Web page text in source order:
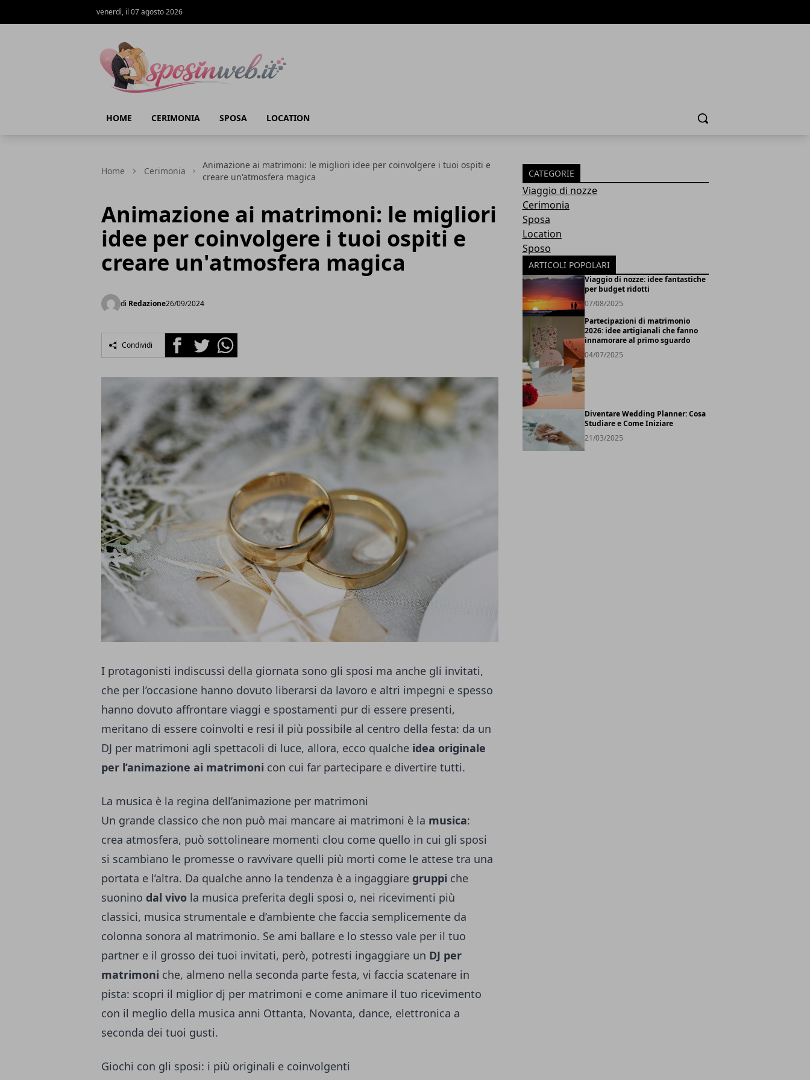
venerdì, il 07 agosto 2026
HOME CERIMONIA SPOSA LOCATION Cerca
Home Cerimonia
Animazione ai matrimoni: le migliori idee per coinvolgere i tuoi ospiti e
creare un'atmosfera magica
Animazione ai matrimoni: le migliori
idee per coinvolgere i tuoi ospiti e
creare un'atmosfera magica
di Redazione26/09/2024
Condividi FacebookTwitterWhatsapp
I protagonisti indiscussi della giornata sono gli sposi ma anche gli invitati,
che per l’occasione hanno dovuto liberarsi da lavoro e altri impegni e spesso
hanno dovuto affrontare viaggi e spostamenti pur di essere presenti,
meritano di essere coinvolti e resi il più possibile al centro della festa: da un
DJ per matrimoni agli spettacoli di luce, allora, ecco qualche idea originale
per l’animazione ai matrimoni con cui far partecipare e divertire tutti.
La musica è la regina dell’animazione per matrimoni
Un grande classico che non può mai mancare ai matrimoni è la musica:
crea atmosfera, può sottolineare momenti clou come quello in cui gli sposi
si scambiano le promesse o ravvivare quelli più morti come le attese tra una
portata e l’altra. Da qualche anno la tendenza è a ingaggiare gruppi che
suonino dal vivo la musica preferita degli sposi o, nei ricevimenti più
classici, musica strumentale e d’ambiente che faccia semplicemente da
colonna sonora al matrimonio. Se ami ballare e lo stesso vale per il tuo
partner e il grosso dei tuoi invitati, però, potresti ingaggiare un DJ per
matrimoni che, almeno nella seconda parte festa, vi faccia scatenare in
pista: scopri il miglior dj per matrimoni e come animare il tuo ricevimento
con il meglio della musica anni Ottanta, Novanta, dance, elettronica a
seconda dei tuoi gusti.
Giochi con gli sposi: i più originali e coinvolgenti
CATEGORIE
Viaggio di nozze
Cerimonia
Sposa
Location
Sposo
ARTICOLI POPOLARI
Viaggio di nozze: idee fantastiche
per budget ridotti
07/08/2025
Partecipazioni di matrimonio
2026: idee artigianali che fanno
innamorare al primo sguardo
04/07/2025
Diventare Wedding Planner: Cosa
Studiare e Come Iniziare
21/03/2025